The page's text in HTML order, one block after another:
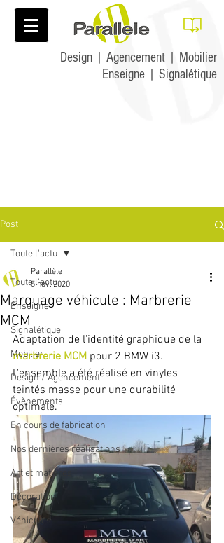
Design | Agencement | Mobilier
Enseigne | Signalétique
Post
Toute l'actu
Enseigne
Signalétique
Mobilier
Design / Agencement
Évènements
En cours de fabrication
Nos dernières réalisations
Art et matières
Décoration
Véhicules
Toute l'actu
Marquage véhicule : Marbrerie
MCM
Parallèle
5 nov. 2020
Adaptation de l'identité graphique de la
marbrerie MCM pour 2 BMW i3.
L'ensemble a été réalisé en vinyles
teintés masse pour une durabilité
optimale.